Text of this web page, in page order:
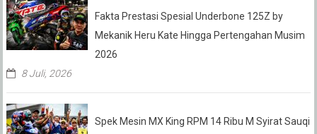
Fakta Prestasi Spesial Underbone 125Z by
Mekanik Heru Kate Hingga Pertengahan Musim
2026
8 Juli, 2026
Spek Mesin MX King RPM 14 Ribu M Syirat Sauqi